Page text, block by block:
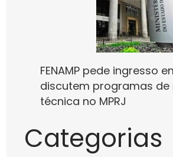
FENAMP pede ingresso
discutem programas de
técnica no MPRJ
Categorias